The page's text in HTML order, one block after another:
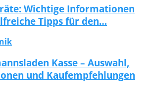
Wichtige Informationen
Tipps für den…
Kasse – Auswahl,
und Kaufempfehlungen